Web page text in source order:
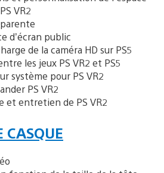
VR2
d’écran public
de la caméra HD sur PS5
les jeux PS VR2 et PS5
système pour PS VR2
PS VR2
et entretien de PS VR2
CASQUE